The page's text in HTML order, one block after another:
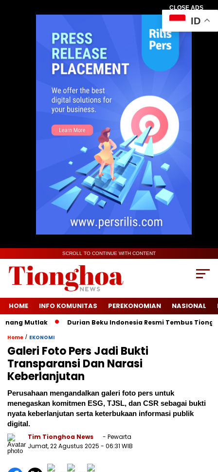
CLOSE ADS
SCROLL TO CONTINUE WITH CONTENT
HOME INFO KOMUNITAS PEREKONOMIAN NASIONAL
Mutlak Durian Beku Indonesia Resmi Tembus Tiongkok,
Home / EKONOMI
Galeri Foto Pers Jadi Bukti
Transparansi Dan Narasi
Keberlanjutan
Perusahaan mengandalkan galeri foto pers untuk
menegaskan komitmen ESG, TJSL, dan CSR sebagai bukti
nyata keberlanjutan serta keterbukaan informasi publik
digital.
Tim Tionghoa News
- Pewarta
Jumat, 22 Agustus 2025 - 06:31 WIB
ID